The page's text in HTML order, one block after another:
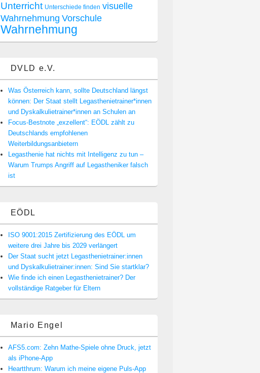
Unterricht Unterschiede finden visuelle
Wahrnehmung Vorschule
Wahrnehmung
DVLD e.V.
Was Österreich kann, sollte Deutschland längst
können: Der Staat stellt Legasthenietrainer*innen
und Dyskalkulietrainer*innen an Schulen an
Focus-Bestnote „exzellent“: EÖDL zählt zu
Deutschlands empfohlenen
Weiterbildungsanbietern
Legasthenie hat nichts mit Intelligenz zu tun –
Warum Trumps Angriff auf Legastheniker falsch
ist
EÖDL
ISO 9001:2015 Zertifizierung des EÖDL um
weitere drei Jahre bis 2029 verlängert
Der Staat sucht jetzt Legasthenietrainer:innen
und Dyskalkulietrainer:innen: Sind Sie startklar?
Wie finde ich einen Legasthenietrainer? Der
vollständige Ratgeber für Eltern
Mario Engel
AFS5.com: Zehn Mathe-Spiele ohne Druck, jetzt
als iPhone-App
Heartthrum: Warum ich meine eigene Puls-App